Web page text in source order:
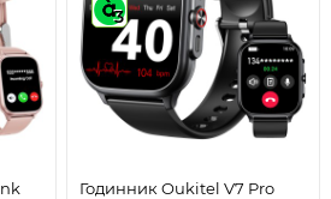
3
Годинник Oukitel V7 Pro